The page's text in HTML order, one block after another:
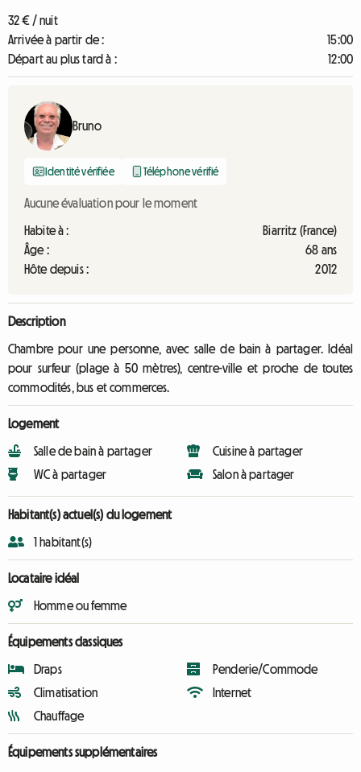
32 € / nuit
Arrivée à partir de :
15:00
Départ au plus tard à :
12:00
Bruno
Identité vérifiée Téléphone vérifié
Aucune évaluation pour le moment
Habite à :
Biarritz (France)
Âge :
68 ans
Hôte depuis :
2012
Description
Chambre pour une personne, avec salle de bain à partager. Idéal
pour surfeur (plage à 50 mètres), centre-ville et proche de toutes
commodités, bus et commerces.
Logement
Salle de bain à partager
WC à partager
Cuisine à partager
Salon à partager
Habitant(s) actuel(s) du logement
1 habitant(s)
Locataire idéal
Homme ou femme
Équipements classiques
Draps
Climatisation
Chauffage
Penderie/Commode
Internet
Équipements supplémentaires